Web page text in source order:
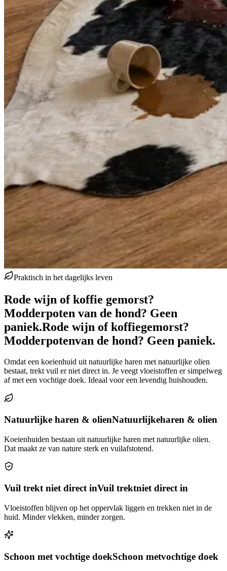
Praktisch in het dagelijks leven
Rode wijn of koffie gemorst?
Modderpoten van de hond? Geen
paniek.Rode wijn of koffiegemorst?
Modderpotenvan de hond? Geen paniek.
Omdat een koeienhuid uit natuurlijke haren met natuurlijke olien
bestaat, trekt vuil er niet direct in. Je veegt vloeistoffen er simpelweg
af met een vochtige doek. Ideaal voor een levendig huishouden.
Natuurlijke haren & olienNatuurlijkeharen & olien
Koeienhuiden bestaan uit natuurlijke haren met natuurlijke olien.
Dat maakt ze van nature sterk en vuilafstotend.
Vuil trekt niet direct inVuil trektniet direct in
Vloeistoffen blijven op het oppervlak liggen en trekken niet in de
huid. Minder vlekken, minder zorgen.
Schoon met vochtige doekSchoon metvochtige doek